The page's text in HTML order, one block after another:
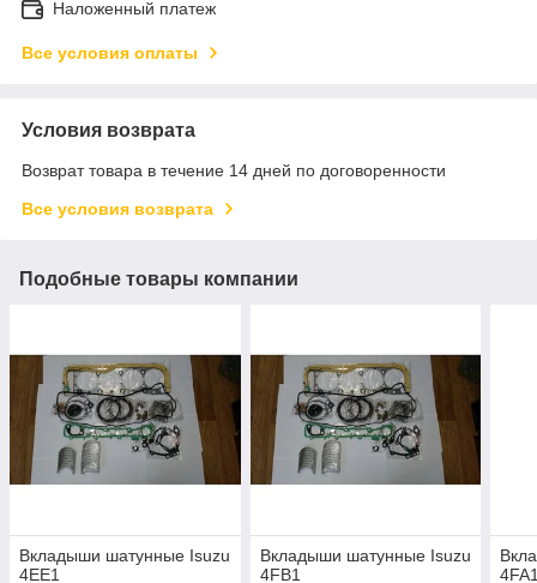
Наложенный платеж
Все условия оплаты
Условия возврата
Возврат товара в течение 14 дней по договоренности
Все условия возврата
Подобные товары компании
Вкладыши шатунные Isuzu
4EE1
Вкладыши шатунные Isuzu
4FB1